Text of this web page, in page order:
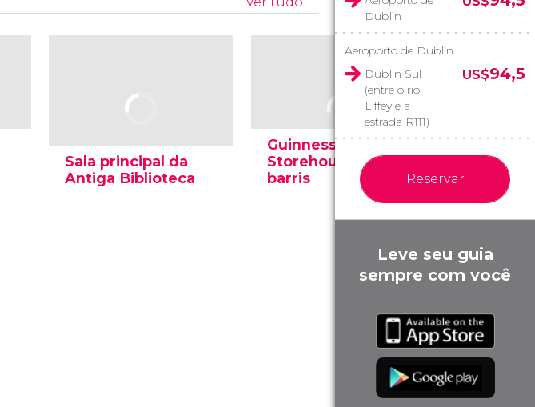
Sala principal da
Antiga Biblioteca
Guinness
Storehouse e seus
barris
de
Dublin
Aeroporto de Dublin
Dublin Sul
(entre o rio
Liffey e a
estrada R111)
US$94,5
Reservar
Leve seu guia
sempre com você